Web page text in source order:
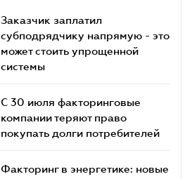
Заказчик заплатил
субподрядчику напрямую - это
может стоить упрощенной
системы
С 30 июля факторинговые
компании теряют право
покупать долги потребителей
Факторинг в энергетике: новые